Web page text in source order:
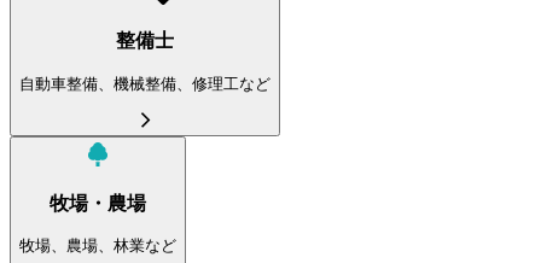
整備士
自動車整備、機械整備、修理工など
牧場・農場
牧場、農場、林業など